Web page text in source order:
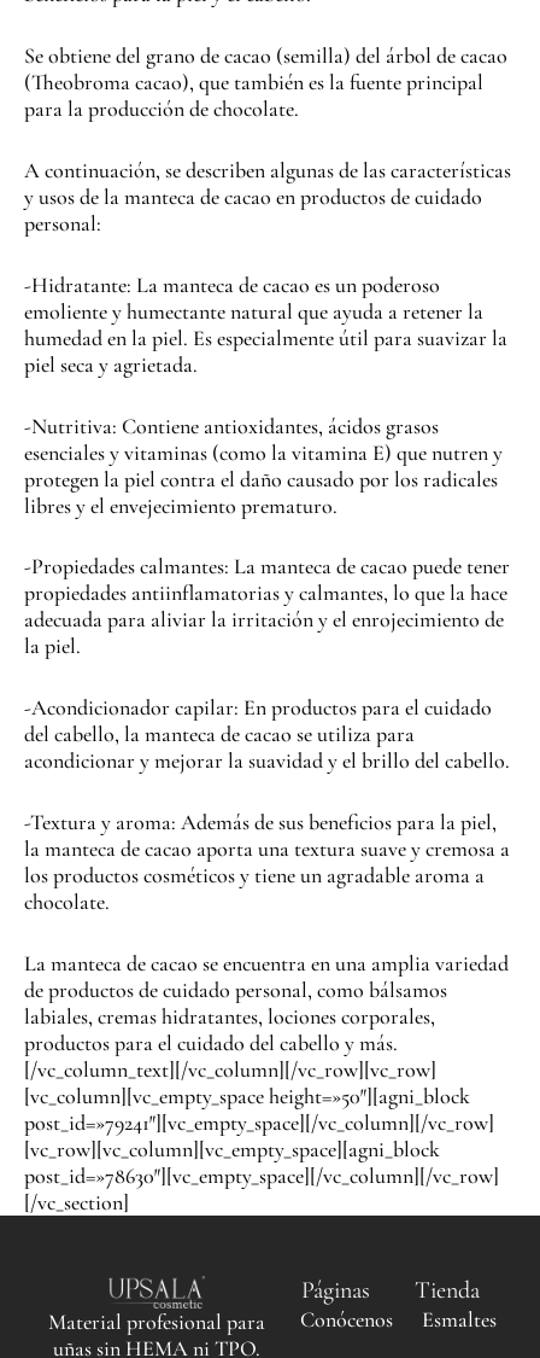
Se obtiene del grano de cacao (semilla) del árbol de cacao
(Theobroma cacao), que también es la fuente principal
para la producción de chocolate.
A continuación, se describen algunas de las características
y usos de la manteca de cacao en productos de cuidado
personal:
-Hidratante: La manteca de cacao es un poderoso
emoliente y humectante natural que ayuda a retener la
humedad en la piel. Es especialmente útil para suavizar la
piel seca y agrietada.
-Nutritiva: Contiene antioxidantes, ácidos grasos
esenciales y vitaminas (como la vitamina E) que nutren y
protegen la piel contra el daño causado por los radicales
libres y el envejecimiento prematuro.
-Propiedades calmantes: La manteca de cacao puede tener
propiedades antiinflamatorias y calmantes, lo que la hace
adecuada para aliviar la irritación y el enrojecimiento de
la piel.
-Acondicionador capilar: En productos para el cuidado
del cabello, la manteca de cacao se utiliza para
acondicionar y mejorar la suavidad y el brillo del cabello.
-Textura y aroma: Además de sus beneficios para la piel,
la manteca de cacao aporta una textura suave y cremosa a
los productos cosméticos y tiene un agradable aroma a
chocolate.
La manteca de cacao se encuentra en una amplia variedad
de productos de cuidado personal, como bálsamos
labiales, cremas hidratantes, lociones corporales,
productos para el cuidado del cabello y más.
[/vc_column_text][/vc_column][/vc_row][vc_row]
[vc_column][vc_empty_space height=»50″][agni_block
post_id=»79241″][vc_empty_space][/vc_column][/vc_row]
[vc_row][vc_column][vc_empty_space][agni_block
post_id=»78630″][vc_empty_space][/vc_column][/vc_row]
[/vc_section]
Material profesional para
uñas sin HEMA ni TPO.
Páginas
Conócenos
Tienda
Esmaltes